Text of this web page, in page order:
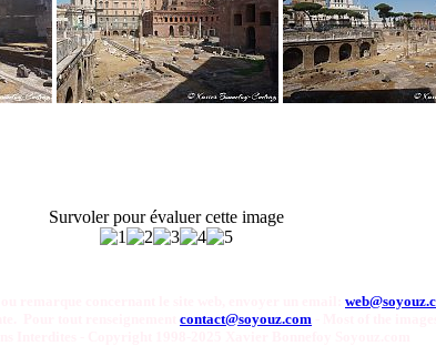
Survoler pour évaluer cette image
contact@soyouz.com